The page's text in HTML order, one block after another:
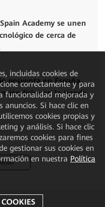
Academy se unen
de cerca de
posventa en España
físico en la tienda
incluidas cookies de
correctamente y para
funcionalidad mejorada y
anuncios. Si hace clic en
cookies propias y
y análisis. Si hace clic
cookies para fines
gestionar sus cookies en
en nuestra Política